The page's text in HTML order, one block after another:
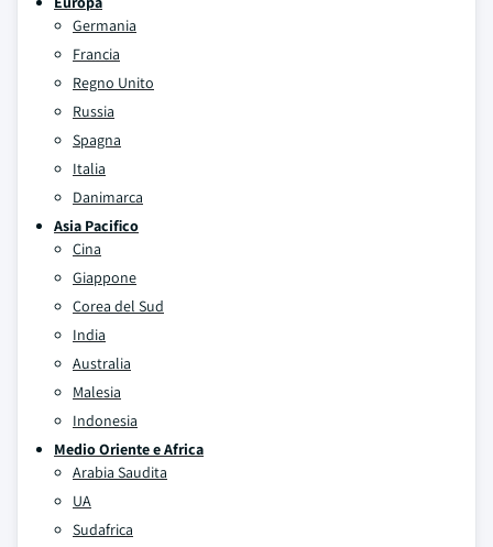
Germania
Francia
Regno Unito
Russia
Spagna
Italia
Danimarca
Asia Pacifico
Cina
Giappone
Corea del Sud
India
Australia
Malesia
Indonesia
Medio Oriente e Africa
Arabia Saudita
UA
Sudafrica